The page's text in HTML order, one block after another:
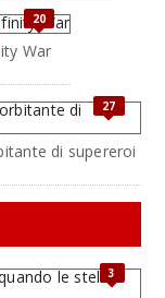
20
War
27
di supereroi
3